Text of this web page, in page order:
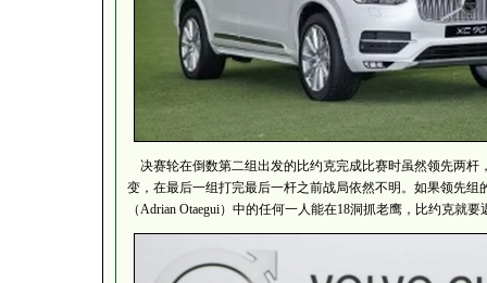
决赛轮在倒数第二组出发的比约克完成比赛时虽然领先两杆
变，在最后一组打完最后一杆之前战局依然不明。如果领先组
（Adrian Otaegui）中的任何一人能在18洞抓老鹰，比约克就